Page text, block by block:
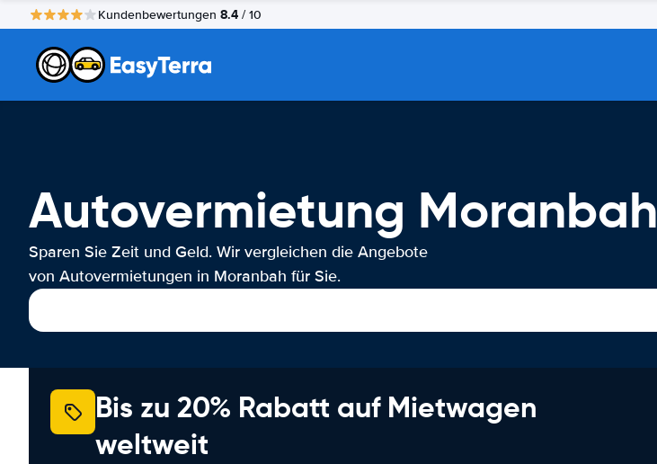
Kundenbewertungen 8.4 / 10
Autovermietung Moranbah
Sparen Sie Zeit und Geld. Wir vergleichen die Angebote
von Autovermietungen in Moranbah für Sie.
Bis zu 20% Rabatt auf Mietwagen
weltweit